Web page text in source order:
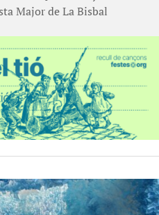
Major de La Bisbal